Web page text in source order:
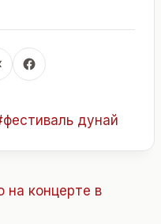
фестиваль дунай
на концерте в